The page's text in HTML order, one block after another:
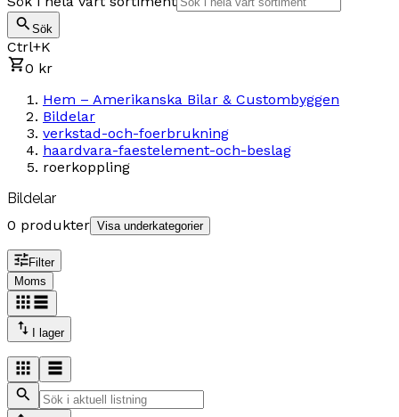
Sök
Ctrl+K
0 kr
Hem – Amerikanska Bilar & Custombyggen
Bildelar
verkstad-och-foerbrukning
haardvara-faestelement-och-beslag
roerkoppling
Bildelar
0 produkter Visa underkategorier
Filter
Moms
I lager